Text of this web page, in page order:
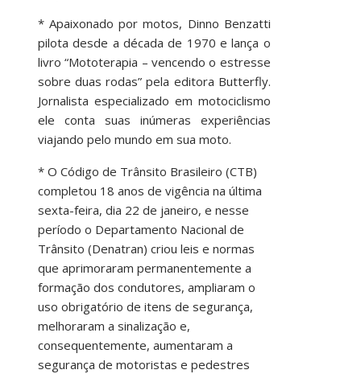
* Apaixonado por motos, Dinno Benzatti
pilota desde a década de 1970 e lança o
livro “Mototerapia – vencendo o estresse
sobre duas rodas” pela editora Butterfly.
Jornalista especializado em motociclismo
ele conta suas inúmeras experiências
viajando pelo mundo em sua moto.
* O Código de Trânsito Brasileiro (CTB)
completou 18 anos de vigência na última
sexta-feira, dia 22 de janeiro, e nesse
período o Departamento Nacional de
Trânsito (Denatran) criou leis e normas
que aprimoraram permanentemente a
formação dos condutores, ampliaram o
uso obrigatório de itens de segurança,
melhoraram a sinalização e,
consequentemente, aumentaram a
segurança de motoristas e pedestres